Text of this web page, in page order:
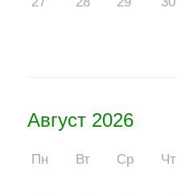
Август 2026
Пн Вт Ср Чт